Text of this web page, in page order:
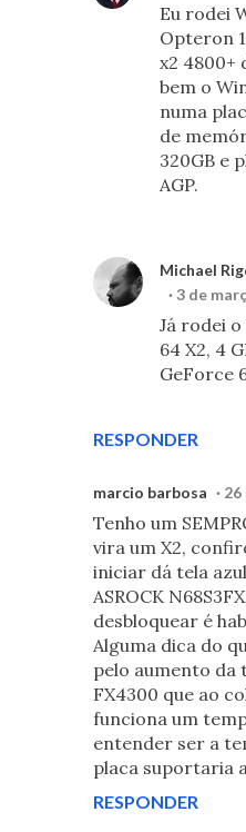
RESPONDER
Eu rodei
Opteron
x2 4800+
bem o
numa
de
320GB e
AGP.
Michael
3 de
Já rodei
64 X2, 4
GeForce
marcio barbosa 26
Tenho um
vira um X2,
iniciar dá tela
ASROCK
desbloquear é
Alguma dica do
pelo aumento da
FX4300 que ao
funciona um
entender ser a
placa suportaria
RESPONDER